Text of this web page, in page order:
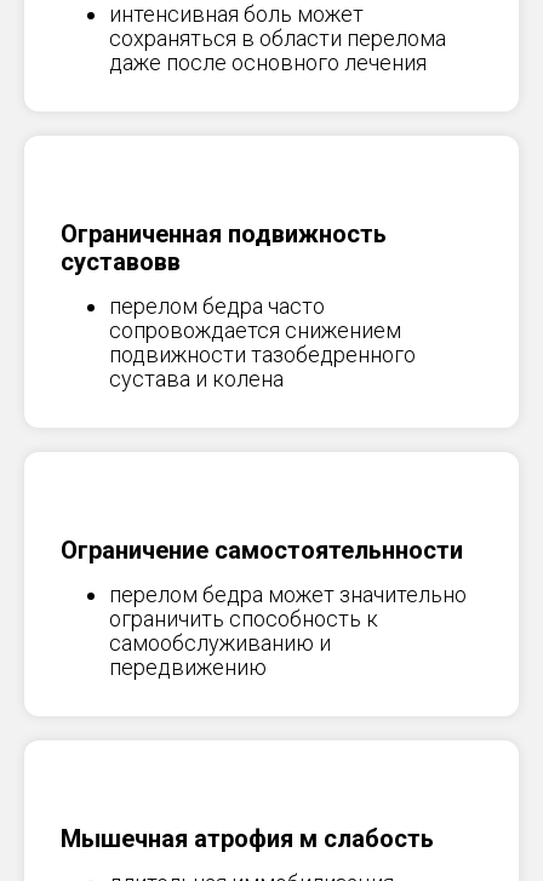
интенсивная боль может
сохраняться в области перелома
даже после основного лечения
Ограниченная подвижность
суставовв
перелом бедра часто
сопровождается снижением
подвижности тазобедренного
сустава и колена
Ограничение самостоятельнности
перелом бедра может значительно
ограничить способность к
самообслуживанию и
передвижению
Мышечная атрофия м слабость